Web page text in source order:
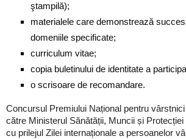
ştampilă);
materialele care demonstrează
domeniile specificate;
curriculum vitae;
copia buletinului de identitate a
o scrisoare de recomandare.
Concursul Premiului Național pentru
către Ministerul Sănătății, Muncii și
cu prilejul Zilei internaționale a persoanelor